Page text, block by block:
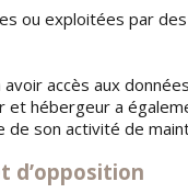
ou exploitées par
accès aux
hébergeur a
son activité de
d’opposition